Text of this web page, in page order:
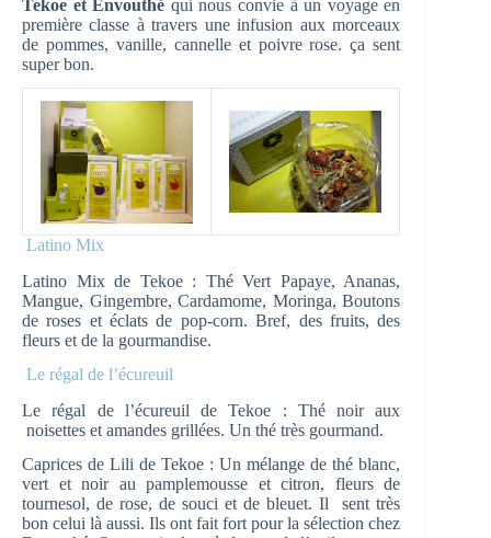
Tekoe et Envouthé qui nous convie à un voyage en
première classe à travers une infusion aux morceaux
de pommes, vanille, cannelle et poivre rose. ça sent
super bon.
Latino Mix
Latino Mix de Tekoe : Thé Vert Papaye, Ananas,
Mangue, Gingembre, Cardamome, Moringa, Boutons
de roses et éclats de pop-corn. Bref, des fruits, des
fleurs et de la gourmandise.
Le régal de l’écureuil
Le régal de l’écureuil de Tekoe : Thé noir aux
noisettes et amandes grillées. Un thé très gourmand.
Caprices de Lili de Tekoe : Un mélange de thé blanc,
vert et noir au pamplemousse et citron, fleurs de
tournesol, de rose, de souci et de bleuet. Il sent très
bon celui là aussi. Ils ont fait fort pour la sélection chez